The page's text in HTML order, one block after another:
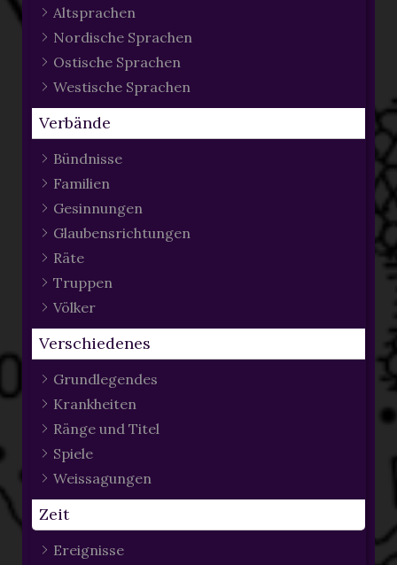
Altsprachen
Nordische Sprachen
Ostische Sprachen
Westische Sprachen
Verbände
Bündnisse
Familien
Gesinnungen
Glaubensrichtungen
Räte
Truppen
Völker
Verschiedenes
Grundlegendes
Krankheiten
Ränge und Titel
Spiele
Weissagungen
Zeit
Ereignisse